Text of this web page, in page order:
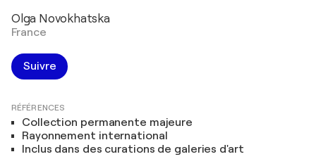
Olga Novokhatska
France
Suivre
RÉFÉRENCES
Collection permanente majeure
Rayonnement international
Inclus dans des curations de galeries d'art